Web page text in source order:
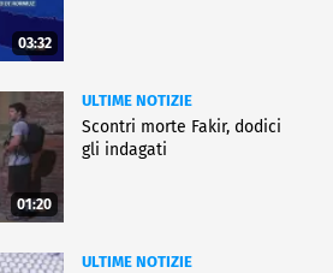
03:32
01:20
ULTIME NOTIZIE
Scontri morte Fakir, dodici
gli indagati
ULTIME NOTIZIE